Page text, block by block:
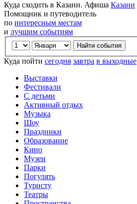
Куда сходить в Казани. Афиша Казани
Помощник и путеводитель
по интересным местам
и лучшим событиям
Куда пойти сегодня завтра в выходные
Выставки
Фестивали
С детьми
Активный отдых
Музыка
Шоу
Праздники
Образование
Кино
Музеи
Парки
Погулять
Туристу
Театры